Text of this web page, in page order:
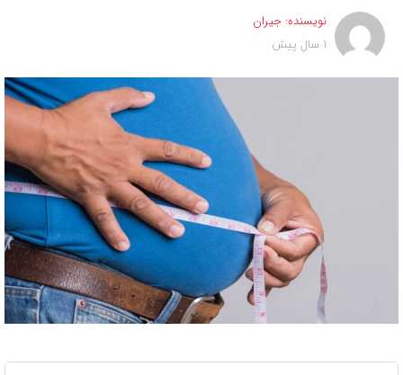
نویسنده: جیران
1 سال پیش